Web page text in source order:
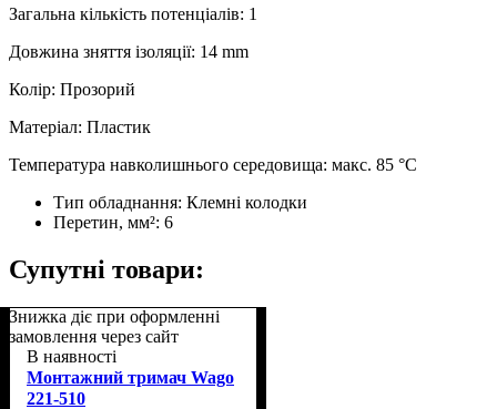
Загальна кількість потенціалів: 1
Довжина зняття ізоляції: 14 mm
Колір: Прозорий
Матеріал: Пластик
Температура навколишнього середовища: макс. 85 °C
Тип обладнання: Клемні колодки
Перетин, мм²: 6
Супутні товари:
Знижка діє при оформленні
замовлення через сайт
В наявності
Монтажний тримач Wago
221-510